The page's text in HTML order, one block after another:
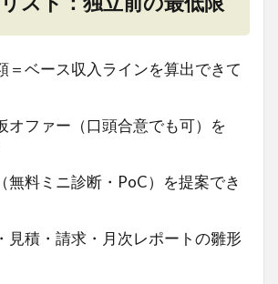
＝ベース収入ラインを算出できて
オファー（口頭合意でも可）を
無料ミニ診断・PoC）を提案でき
見積・請求・月次レポートの雛形